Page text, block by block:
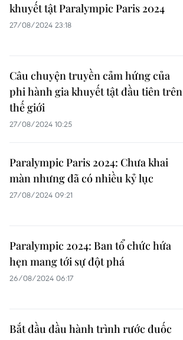
khuyết tật Paralympic Paris 2024
27/08/2024 23:18
Câu chuyện truyền cảm hứng của
phi hành gia khuyết tật đầu tiên trên
thế giới
27/08/2024 10:25
Paralympic Paris 2024: Chưa khai
màn nhưng đã có nhiều kỷ lục
27/08/2024 09:21
Paralympic 2024: Ban tổ chức hứa
hẹn mang tới sự đột phá
26/08/2024 06:17
Bắt đầu đầu hành trình rước đuốc